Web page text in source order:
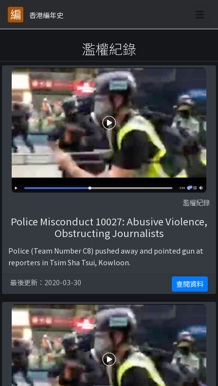
香港編年史
濫權紀錄
濫權紀錄
Police Misconduct 10027: Abusive Violence,
Obstructing Journalists
Police (Team Number C8) pushed away and pointed gun at
reporters in Tsim Sha Tsui, Kowloon.
最後更新：2020-03-30
查閱資料